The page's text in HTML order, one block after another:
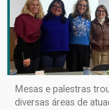
Mesas e palestras
diversas áreas de